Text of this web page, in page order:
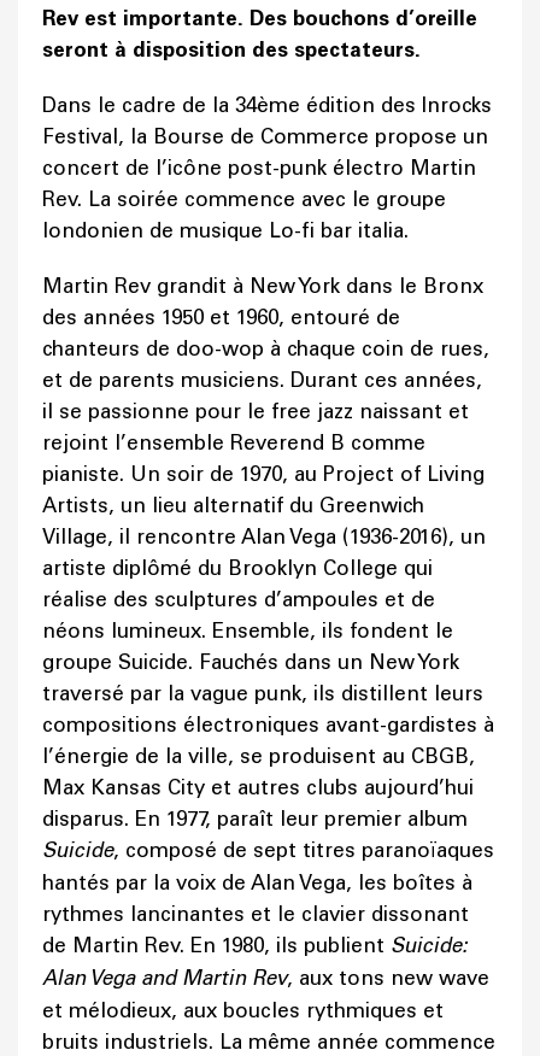
Rev est importante. Des bouchons d’oreille
seront à disposition des spectateurs.
Dans le cadre de la 34ème édition des Inrocks
Festival, la Bourse de Commerce propose un
concert de l’icône post-punk électro Martin
Rev. La soirée commence avec le groupe
londonien de musique Lo-fi bar italia.
Martin Rev grandit à New York dans le Bronx
des années 1950 et 1960, entouré de
chanteurs de doo-wop à chaque coin de rues,
et de parents musiciens. Durant ces années,
il se passionne pour le free jazz naissant et
rejoint l’ensemble Reverend B comme
pianiste. Un soir de 1970, au Project of Living
Artists, un lieu alternatif du Greenwich
Village, il rencontre Alan Vega (1936-2016), un
artiste diplômé du Brooklyn College qui
réalise des sculptures d’ampoules et de
néons lumineux. Ensemble, ils fondent le
groupe Suicide. Fauchés dans un New York
traversé par la vague punk, ils distillent leurs
compositions électroniques avant-gardistes à
l’énergie de la ville, se produisent au CBGB,
Max Kansas City et autres clubs aujourd’hui
disparus. En 1977, paraît leur premier album
Suicide, composé de sept titres paranoïaques
hantés par la voix de Alan Vega, les boîtes à
rythmes lancinantes et le clavier dissonant
de Martin Rev. En 1980, ils publient Suicide:
Alan Vega and Martin Rev, aux tons new wave
et mélodieux, aux boucles rythmiques et
bruits industriels. La même année commence